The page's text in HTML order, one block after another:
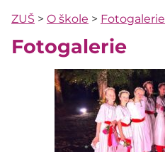
ZUŠ > O škole > Fotogalerie
Fotogalerie